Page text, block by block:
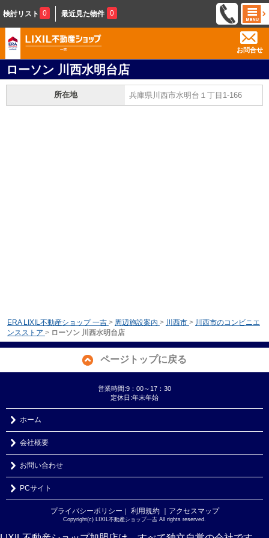
検討リスト 0 最近見た物件 0
お問合せ
ローソン 川西水明台店
所在地 兵庫県川西市水明台１丁目1-166
ERA LIXIL不動産ショップ 一吉 > 周辺施設案内 > 川西市 > 川西市のコンビニエ
ンスストア > ローソン 川西水明台店
ページトップに戻る
営業時間:9：00～17：30
定休日:年末年始
ホーム
会社概要
お問い合わせ
PCサイト
プライバシーポリシー ｜ 利用規約 ｜アクセスマップ
Copyright(c) LIXIL不動産ショップ一吉 All rights reserved.